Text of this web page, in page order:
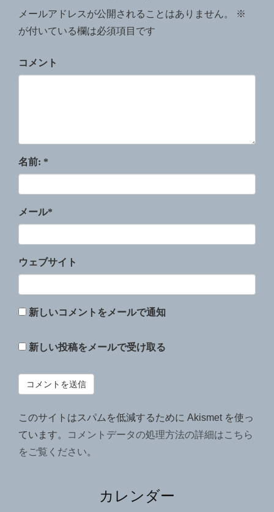
メールアドレスが公開されることはありません。
※
が付いている欄は必須項目です
コメント
名前: *
メール*
ウェブサイト
新しいコメントをメールで通知
新しい投稿をメールで受け取る
このサイトはスパムを低減するために Akismet を使っ
ています。
コメントデータの処理方法の詳細はこちら
をご覧ください。
カレンダー